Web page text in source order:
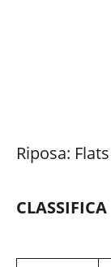
Riposa:
CLASSIFICA